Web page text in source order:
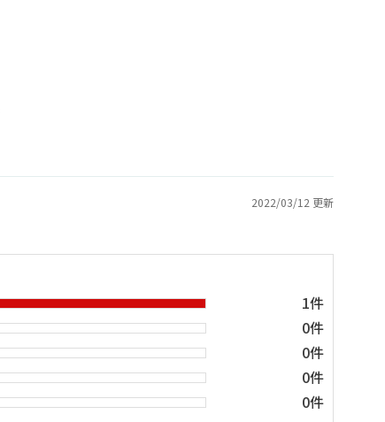
2022/03/12 更新
1件
0件
0件
0件
0件